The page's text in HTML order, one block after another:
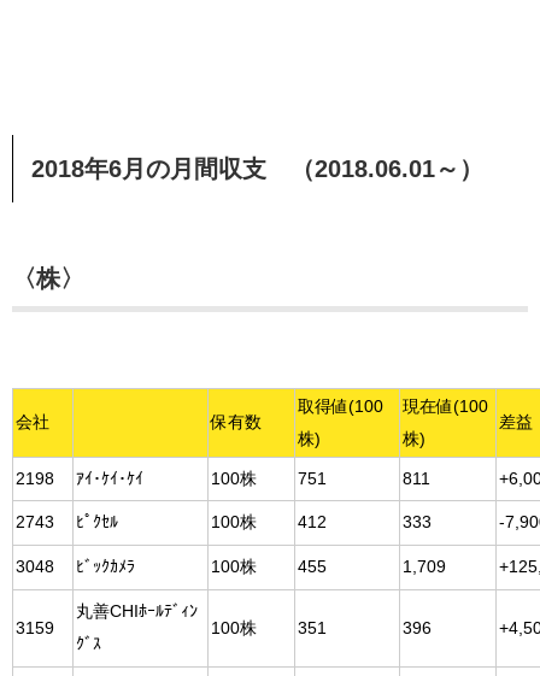
2018年6月の月間収支 （2018.06.01～）
〈株〉
会社 保有数
取得値(100
株)
現在値(100
株)
差益
2198 ｱｲ･ｹｲ･ｹｲ 100株 751 811
2743 ﾋﾟｸｾﾙ 100株 412 333 -
3048 ﾋﾞｯｸｶﾒﾗ 100株 455 1,709
3159
丸善CHIﾎｰﾙﾃﾞｨﾝ
ｸﾞｽ
100株 351 396